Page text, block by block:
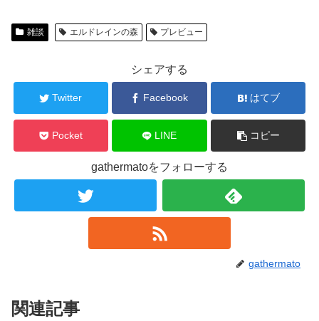
雑談 エルドレインの森 プレビュー
シェアする
Twitter Facebook はてブ
Pocket LINE コピー
gathermatoをフォローする
gathermato
関連記事